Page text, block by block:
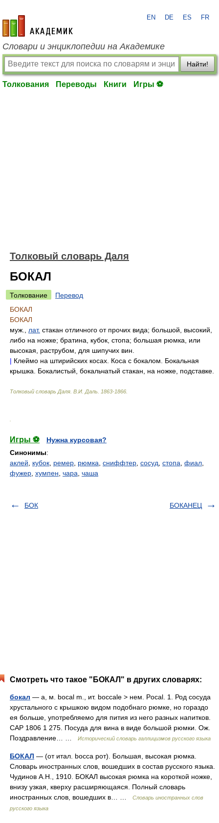
academic.ru
EN DE ES FR
Словари и энциклопедии на Академике
Найти!
Толкования Переводы Книги Игры ⚽
Толковый словарь Даля
БОКАЛ
Толкование
Перевод
БОКАЛ
БОКАЛ
муж., лат. стакан отличного от прочих вида; большой, высокий,
либо на ножке; братина, кубок, стопа; большая рюмка, или
высокая, раструбом, для шипучих вин.
| Клеймо на штирийских косах. Коса с бокалом. Бокальная
крышка. Бокалистый, бокальчатый стакан, на ножке, подставке.
Толковый словарь Даля В.И. Даль. 1863-1866
Игры ⚽
Нужна курсовая?
Синонимы:
аклей
кубок ремер рюмка сниффтер сосуд стопа фиал
фужер хумпен чара чаша
БОК БОКАНЕЦ
Смотреть что такое "БОКАЛ" в других словарях:
бокал — а, м. bocal m., ит. boccale > нем. Pocal. 1. Род сосуда
хрустального с крышкою видом подобнаго рюмке, но гораздо
ея больше, употребляемо для пития из него разных напитков.
САР 1806 1 275. Посуда для вина в виде большой рюмки. Ож.
Поздравление… …
Исторический словарь галлицизмов русского языка
БОКАЛ — (от итал. bocca рот). Большая, высокая рюмка.
Словарь иностранных слов, вошедших в состав русского языка.
Чудинов А.Н., 1910. БОКАЛ высокая рюмка на короткой ножке,
внизу узкая, кверху расширяющаяся. Полный словарь
иностранных слов, вошедших в… …
Словарь иностранных слов
русского языка